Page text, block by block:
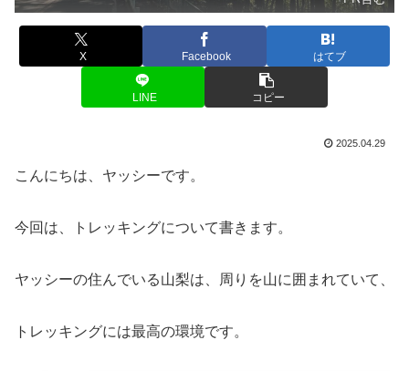
X Facebook はてブ
LINE コピー
2025.04.29
こんにちは、ヤッシーです。
今回は、トレッキングについて書きます。
ヤッシーの住んでいる山梨は、周りを山に囲まれていて、
トレッキングには最高の環境です。